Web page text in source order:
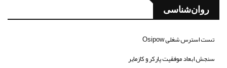
روان‌شناسی
تست استرس شغلی Osipow
سنجش ابعاد موفقیت پارکر و کازمایر